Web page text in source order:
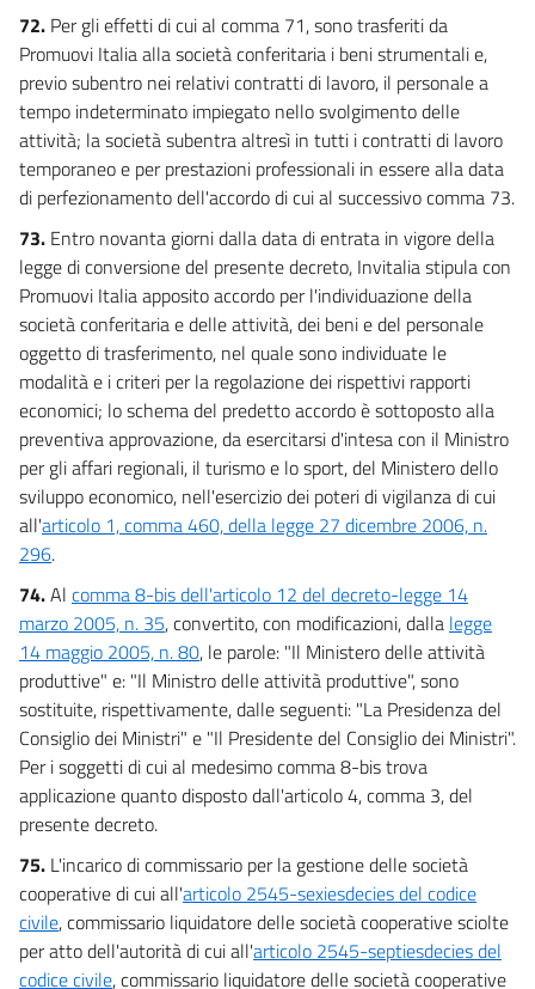
72. Per gli effetti di cui al comma 71, sono trasferiti da
Promuovi Italia alla società conferitaria i beni strumentali e,
previo subentro nei relativi contratti di lavoro, il personale a
tempo indeterminato impiegato nello svolgimento delle
attività; la società subentra altresì in tutti i contratti di lavoro
temporaneo e per prestazioni professionali in essere alla data
di perfezionamento dell'accordo di cui al successivo comma 73.
73. Entro novanta giorni dalla data di entrata in vigore della
legge di conversione del presente decreto, Invitalia stipula con
Promuovi Italia apposito accordo per l'individuazione della
società conferitaria e delle attività, dei beni e del personale
oggetto di trasferimento, nel quale sono individuate le
modalità e i criteri per la regolazione dei rispettivi rapporti
economici; lo schema del predetto accordo è sottoposto alla
preventiva approvazione, da esercitarsi d'intesa con il Ministro
per gli affari regionali, il turismo e lo sport, del Ministero dello
sviluppo economico, nell'esercizio dei poteri di vigilanza di cui
all'articolo 1, comma 460, della legge 27 dicembre 2006, n.
296.
74.Al comma 8-bis dell'articolo 12 del decreto-legge 14
marzo 2005, n. 35, convertito, con modificazioni, dalla legge
14 maggio 2005, n. 80, le parole: "Il Ministero delle attività
produttive" e: "Il Ministro delle attività produttive", sono
sostituite, rispettivamente, dalle seguenti: "La Presidenza del
Consiglio dei Ministri" e "Il Presidente del Consiglio dei Ministri".
Per i soggetti di cui al medesimo comma 8-bis trova
applicazione quanto disposto dall'articolo 4, comma 3, del
presente decreto.
75. L'incarico di commissario per la gestione delle società
cooperative di cui all'articolo 2545-sexiesdecies del codice
civile, commissario liquidatore delle società cooperative sciolte
per atto dell'autorità di cui all'articolo 2545-septiesdecies del
codice civile, commissario liquidatore delle società cooperative